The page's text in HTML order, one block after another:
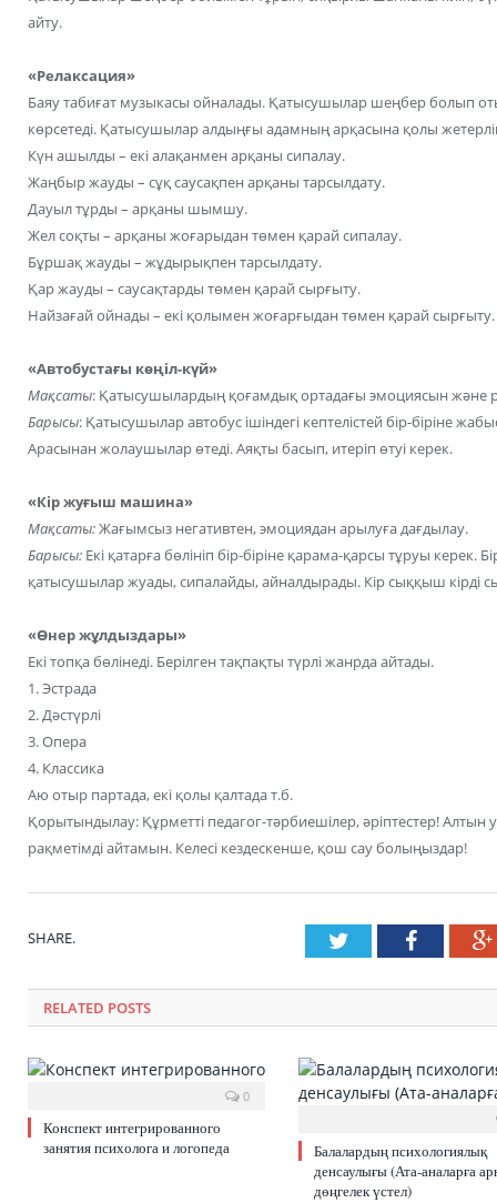
айту.
«Релаксация»
Баяу табиғат музыкасы ойналады. Қатысушылар шеңбер болып
көрсетеді. Қатысушылар алдыңғы адамның арқасына қолы
Күн ашылды – екі алақанмен арқаны сипалау.
Жаңбыр жауды – сұқ саусақпен арқаны тарсылдату.
Дауыл тұрды – арқаны шымшу.
Жел соқты – арқаны жоғарыдан төмен қарай сипалау.
Бұршақ жауды – жұдырықпен тарсылдату.
Қар жауды – саусақтарды төмен қарай сырғыту.
Найзағай ойнады – екі қолымен жоғарғыдан төмен қарай сырғыту.
«Автобустағы көңіл-күй»
Мақсаты: Қатысушылардың қоғамдық ортадағы эмоциясын және
Барысы: Қатысушылар автобус ішіндегі кептелістей бір-біріне
Арасынан жолаушылар өтеді. Аяқты басып, итеріп өтуі керек.
«Кір жуғыш машина»
Мақсаты:Жағымсыз негативтен, эмоциядан арылуға дағдылау.
Барысы: Екі қатарға бөлініп бір-біріне қарама-қарсы тұруы
қатысушылар жуады, сипалайды, айналдырады. Кір сыққыш кірді
«Өнер жұлдыздары»
Екі топқа бөлінеді. Берілген тақпақты түрлі жанрда айтады.
1. Эстрада
2. Дәстүрлі
3. Опера
4. Классика
Аю отыр партада, екі қолы қалтада т.б.
Қорытындылау: Құрметті педагог-тәрбиешілер, әріптестер! Алтын
рақметімді айтамын. Келесі кездескенше, қош сау болыңыздар!
SHARE. Twitter
RELATED POSTS
0
Конспект интегрированного
занятия психолога и логопеда
Балалардың психологиялық
денсаулығы (Ата-аналарға
дөңгелек үстел)